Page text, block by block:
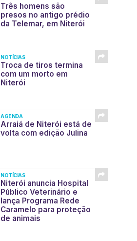
Três homens são
presos no antigo prédio
da Telemar, em Niterói
NOTÍCIAS
Troca de tiros termina
com um morto em
Niterói
AGENDA
Arraiá de Niterói está de
volta com edição Julina
NOTÍCIAS
Niterói anuncia Hospital
Público Veterinário e
lança Programa Rede
Caramelo para proteção
de animais